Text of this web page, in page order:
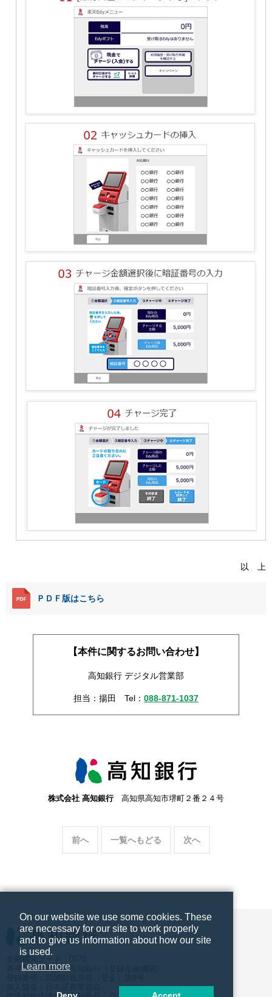
以 上
ＰＤＦ版はこちら
【本件に関するお問い合わせ】
高知銀行 デジタル営業部
担当：揚田 Tel： 088-871-1037
株式会社 高知銀行高知県高知市堺町２番２４号
前へ 一覧へもどる 次へ
商号等：株式会社高知銀行（登録金融機関）
On our website we use some cookies. These
are necessary for our site to work properly
and to give us information about how our site
is used.
Learn more